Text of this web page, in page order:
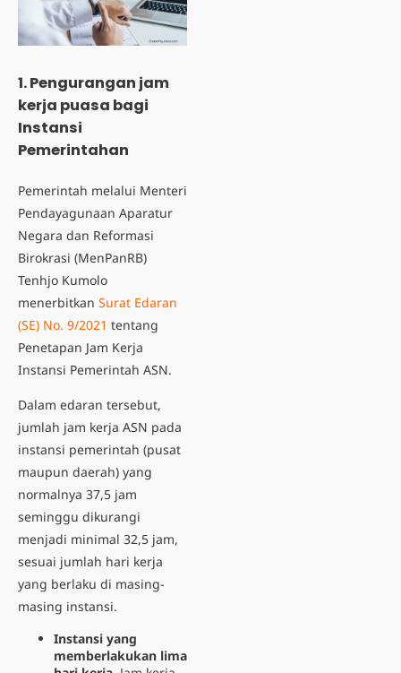
1. Pengurangan jam
kerja puasa bagi
Instansi
Pemerintahan
Pemerintah melalui Menteri
Pendayagunaan Aparatur
Negara dan Reformasi
Birokrasi (MenPanRB)
Tenhjo Kumolo
menerbitkan Surat Edaran
(SE) No. 9/2021 tentang
Penetapan Jam Kerja
Instansi Pemerintah ASN.
Dalam edaran tersebut,
jumlah jam kerja ASN pada
instansi pemerintah (pusat
maupun daerah) yang
normalnya 37,5 jam
seminggu dikurangi
menjadi minimal 32,5 jam,
sesuai jumlah hari kerja
yang berlaku di masing-
masing instansi.
Instansi yang
memberlakukan lima